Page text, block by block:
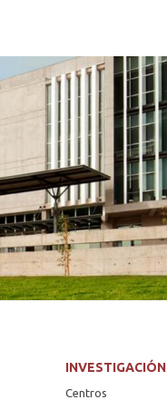
INVESTIGACIÓN
Centros